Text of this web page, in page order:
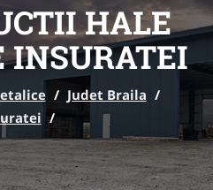
HALE
INSURATEI
/ Judet Braila /
/